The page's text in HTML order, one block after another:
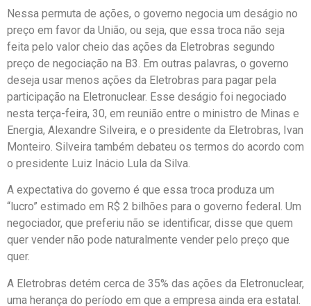
Nessa permuta de ações, o governo negocia um deságio no
preço em favor da União, ou seja, que essa troca não seja
feita pelo valor cheio das ações da Eletrobras segundo
preço de negociação na B3. Em outras palavras, o governo
deseja usar menos ações da Eletrobras para pagar pela
participação na Eletronuclear. Esse deságio foi negociado
nesta terça-feira, 30, em reunião entre o ministro de Minas e
Energia, Alexandre Silveira, e o presidente da Eletrobras, Ivan
Monteiro. Silveira também debateu os termos do acordo com
o presidente Luiz Inácio Lula da Silva.
A expectativa do governo é que essa troca produza um
“lucro” estimado em R$ 2 bilhões para o governo federal. Um
negociador, que preferiu não se identificar, disse que quem
quer vender não pode naturalmente vender pelo preço que
quer.
A Eletrobras detém cerca de 35% das ações da Eletronuclear,
uma herança do período em que a empresa ainda era estatal.